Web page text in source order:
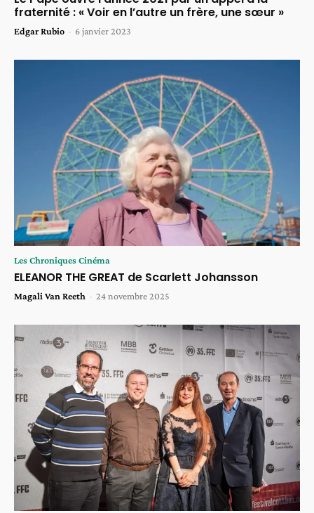
fraternité : « Voir en l’autre un frère, une sœur »
Edgar Rubio - 6 janvier 2023
Les Chroniques Cinéma
ELEANOR THE GREAT de Scarlett Johansson
Magali Van Reeth - 24 novembre 2025